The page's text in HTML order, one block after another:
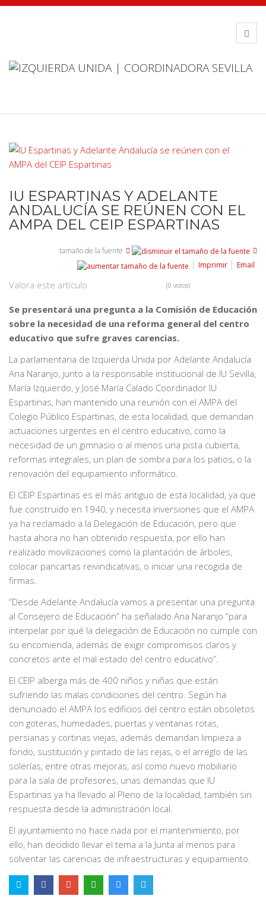
IU ESPARTINAS Y ADELANTE
ANDALUCÍA SE REÚNEN CON EL
AMPA DEL CEIP ESPARTINAS
tamaño de la fuente
Imprimir
Email
Valora este artículo (0 votos)
Se presentará una pregunta a la Comisión de Educación
sobre la necesidad de una reforma general del centro
educativo que sufre graves carencias.
La parlamentaria de Izquierda Unida por Adelante Andalucía
Ana Naranjo, junto a la responsable institucional de IU Sevilla,
María Izquierdo, y José María Calado Coordinador IU
Espartinas, han mantenido una reunión con el AMPA del
Colegio Público Espartinas, de esta localidad, que demandan
actuaciones urgentes en el centro educativo, como la
necesidad de un gimnasio o al menos una pista cubierta,
reformas integrales, un plan de sombra para los patios, o la
renovación del equipamiento informático.
El CEIP Espartinas es el más antiguo de esta localidad, ya que
fue construido en 1940, y necesita inversiones que el AMPA
ya ha reclamado a la Delegación de Educación, pero que
hasta ahora no han obtenido respuesta, por ello han
realizado movilizaciones como la plantación de árboles,
colocar pancartas reivindicativas, o iniciar una recogida de
firmas.
“Desde Adelante Andalucía vamos a presentar una pregunta
al Consejero de Educación” ha señalado Ana Naranjo “para
interpelar por qué la delegación de Educación no cumple con
su encomienda, además de exigir compromisos claros y
concretos ante el mal estado del centro educativo”.
El CEIP alberga más de 400 niños y niñas que están
sufriendo las malas condiciones del centro. Según ha
denunciado el AMPA los edificios del centro están obsoletos
con goteras, humedades, puertas y ventanas rotas,
persianas y cortinas viejas, además demandan limpieza a
fondo, sustitución y pintado de las rejas, o el arreglo de las
solerías, entre otras mejoras, así como nuevo mobiliario
para la sala de profesores, unas demandas que IU
Espartinas ya ha llevado al Pleno de la localidad, también sin
respuesta desde la administración local.
El ayuntamiento no hace nada por el mantenimiento, por
ello, han decidido llevar el tema a la Junta al menos para
solventar las carencias de infraestructuras y equipamiento.